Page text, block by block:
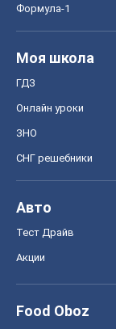
Формула-1
Моя школа
ГДЗ
Онлайн уроки
ЗНО
СНГ решебники
Авто
Тест Драйв
Акции
Food Oboz